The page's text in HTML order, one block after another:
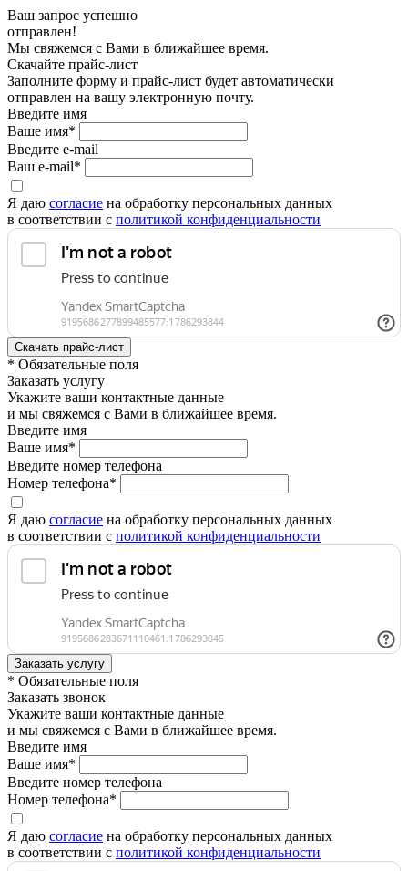
Ваш запрос успешно
отправлен!
Мы свяжемся с Вами в ближайшее время.
Скачайте прайс-лист
Заполните форму и прайс-лист будет автоматически
отправлен на вашу электронную почту.
Введите имя
Ваше имя*
Введите e-mail
Ваш e-mail*
Я даю согласие на обработку персональных данных
в соответствии с политикой конфиденциальности
* Обязательные поля
Заказать услугу
Укажите ваши контактные данные
и мы свяжемся с Вами в ближайшее время.
Введите имя
Ваше имя*
Введите номер телефона
Номер телефона*
Я даю согласие на обработку персональных данных
в соответствии с политикой конфиденциальности
* Обязательные поля
Заказать звонок
Укажите ваши контактные данные
и мы свяжемся с Вами в ближайшее время.
Введите имя
Ваше имя*
Введите номер телефона
Номер телефона*
Я даю согласие на обработку персональных данных
в соответствии с политикой конфиденциальности